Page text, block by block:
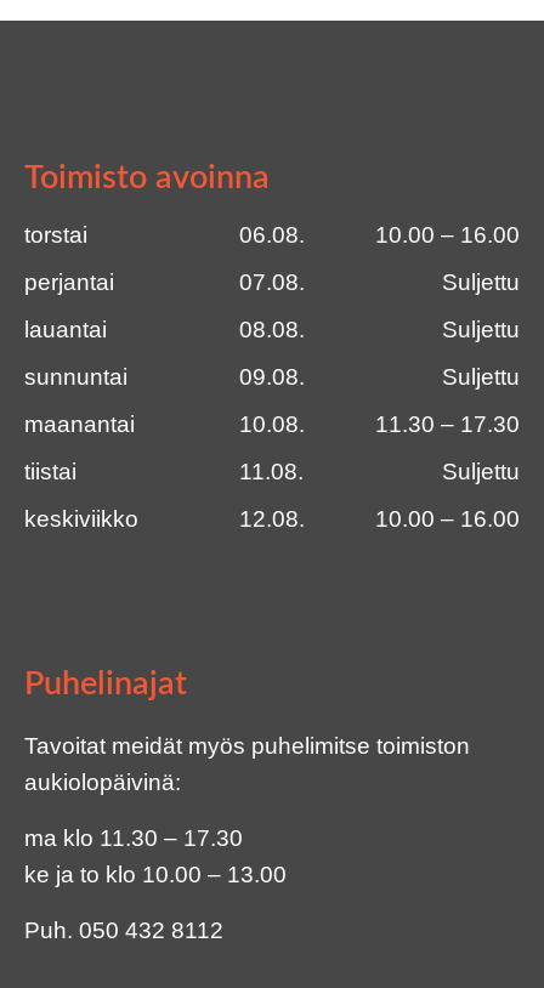
Toimisto avoinna
torstai 06.08.
10.00 – 16.00
perjantai
07.08.
Suljettu
lauantai
08.08.
Suljettu
sunnuntai
09.08.
Suljettu
maanantai
10.08.
11.30 – 17.30
tiistai
11.08.
Suljettu
keskiviikko
12.08. 10.00 – 16.00
Puhelinajat
Tavoitat meidät myös puhelimitse toimiston
aukiolopäivinä:
ma klo 11.30 – 17.30
ke ja to klo 10.00 – 13.00
Puh. 050 432 8112